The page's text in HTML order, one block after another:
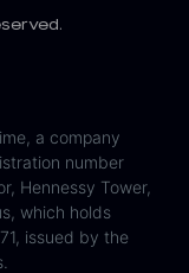
a company
number
Hennessy Tower,
which holds
issued by the